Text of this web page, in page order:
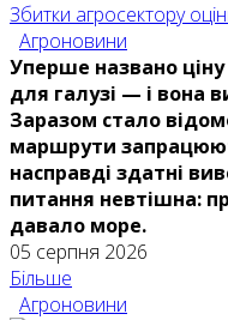
Збитки агросектору
Агроновини
Уперше названо ціну
для галузі — і вона
Заразом стало
маршрути
насправді здатні
питання невтішна:
давало море.
05 серпня 2026
Більше
Агроновини